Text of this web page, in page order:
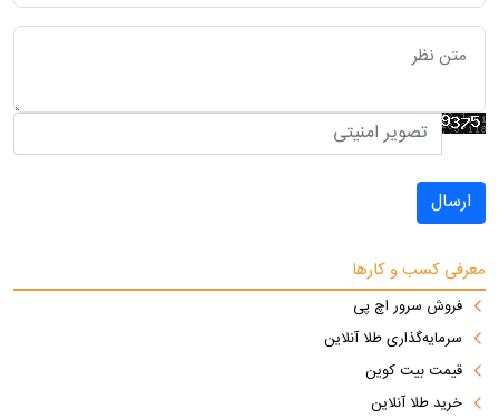
ارسال
معرفی کسب و کارها
فروش سرور اچ پی
سرمایه‌گذاری طلا آنلاین
قیمت بیت کوین
خرید طلا آنلاین